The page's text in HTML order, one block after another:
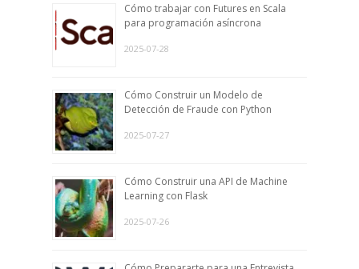
Cómo trabajar con Futures en Scala
para programación asíncrona
2025-07-28
Cómo Construir un Modelo de
Detección de Fraude con Python
2025-07-27
Cómo Construir una API de Machine
Learning con Flask
2025-07-26